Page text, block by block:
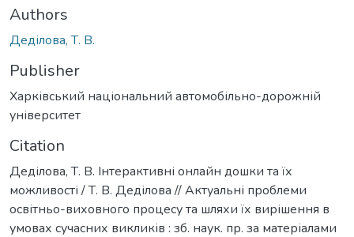
Authors
Деділова, Т. В.
Publisher
Харківський національний автомобільно-дорожній
університет
Citation
Деділова, Т. В. Інтерактивні онлайн дошки та їх
можливості / Т. В. Деділова // Актуальні проблеми
освітньо-виховного процесу та шляхи їх вирішення в
умовах сучасних викликів : зб. наук. пр. за матеріалами